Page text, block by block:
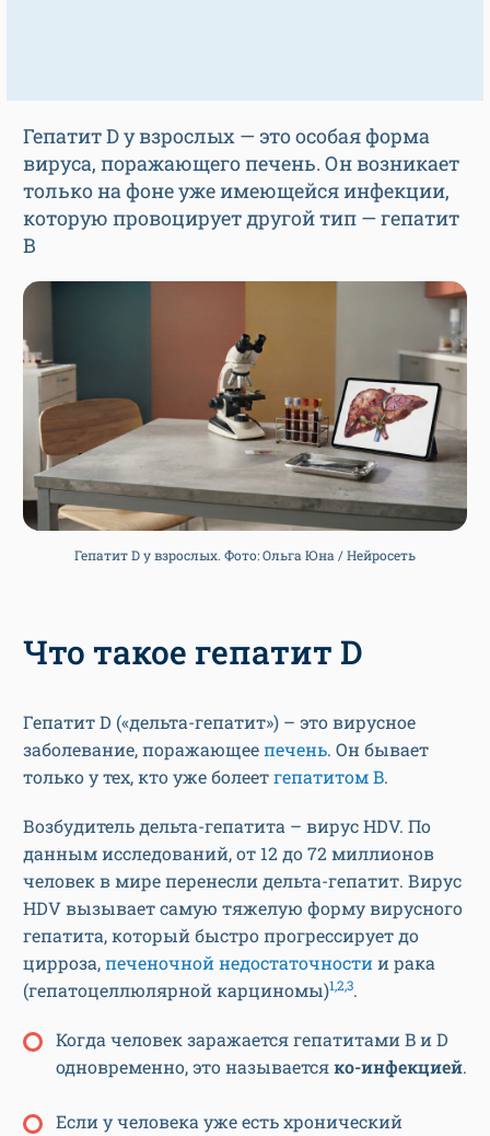
Гепатит D у взрослых — это особая форма
вируса, поражающего печень. Он возникает
только на фоне уже имеющейся инфекции,
которую провоцирует другой тип — гепатит
В
Гепатит D у взрослых. Фото: Ольга Юна / Нейросеть
Что такое гепатит D
Гепатит D («дельта-гепатит») – это вирусное
заболевание, поражающеепечень. Он бывает
только у тех, кто уже болеетгепатитом B.
Возбудитель дельта-гепатита – вирус HDV. По
данным исследований, от 12 до 72 миллионов
человек в мире перенесли дельта-гепатит. Вирус
HDV вызывает самую тяжелую форму вирусного
гепатита, который быстро прогрессирует до
цирроза,печеночной недостаточностии рака
(гепатоцеллюлярной карциномы)1,2,3.
Когда человек заражается гепатитами B и D
одновременно, это называетсяко-инфекцией.
Если у человека уже есть хронический